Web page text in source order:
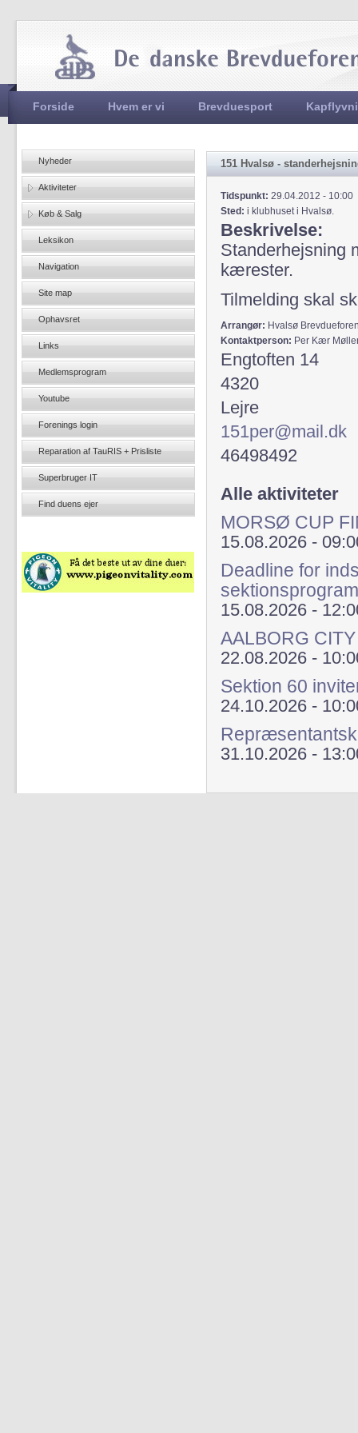
Hovedmenu
Forside Hvem er vi Brevduesport
151 Hvalsø -
Tidspunkt: 29.04.2012 - 10:00
Sted: i klubhuset i Hvalsø.
Beskrivelse:
Standerhejsning
kærester.
Tilmelding skal
Arrangør: Hvalsø
Kontaktperson: Per Kær
Engtoften 14
4320
Lejre
151per@mail.dk
46498492
Alle aktiviteter
MORSØ CUP
15.08.2026 -
Deadline for
sektionsprogram
15.08.2026 -
AALBORG
22.08.2026 -
Sektion 60
24.10.2026 -
31.10.2026 -
Nyheder
Aktiviteter
Køb & Salg
Leksikon
Navigation
Site map
Ophavsret
Links
Medlemsprogram
Youtube
Forenings login
Reparation af TauRIS + Prisliste
Superbruger IT
Find duens ejer